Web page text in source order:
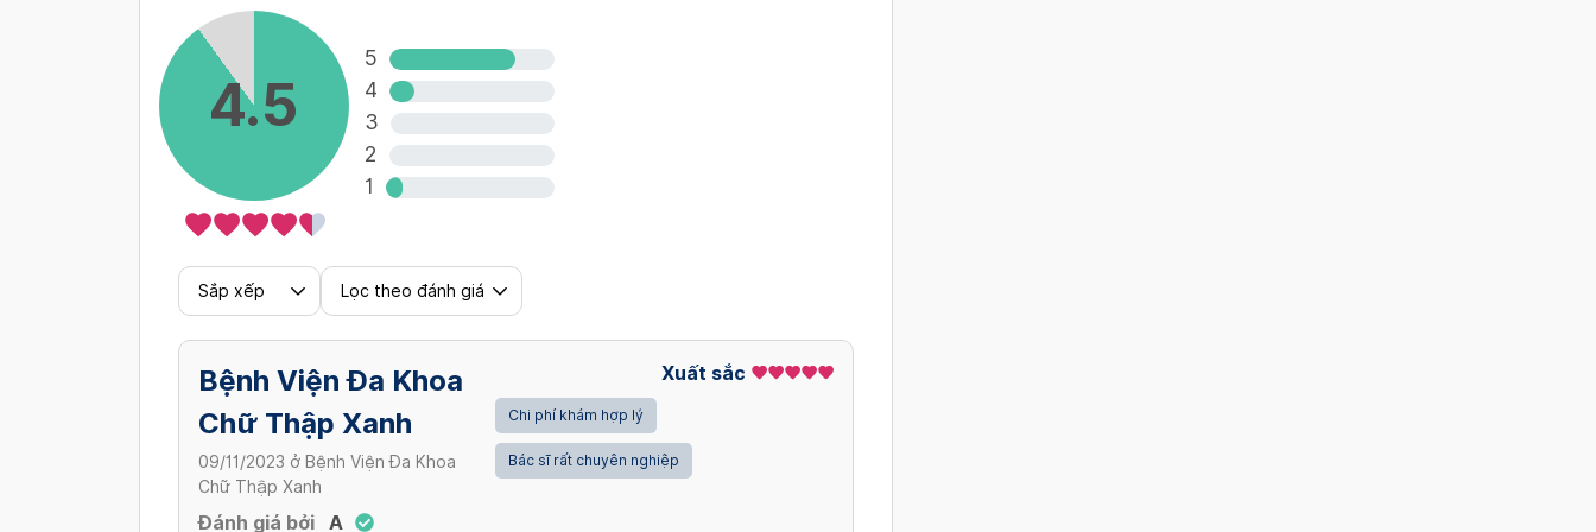
Xem thêm
4.5
5
4
3
2
1
Sắp xếp Lọc theo đánh giá
Bệnh Viện Đa Khoa
Chữ Thập Xanh
09/11/2023 ở Bệnh Viện Đa Khoa
Chữ Thập Xanh
Đánh giá bởi A
Xuất sắc
Chi phí khám hợp lý
Bác sĩ rất chuyên nghiệp